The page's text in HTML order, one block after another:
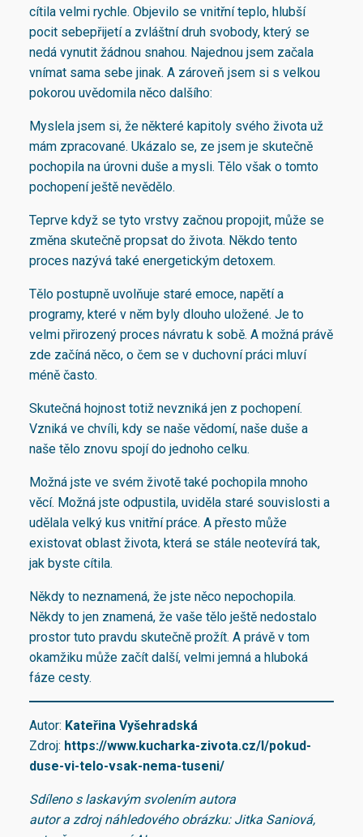
cítila velmi rychle. Objevilo se vnitřní teplo, hlubší
pocit sebepřijetí a zvláštní druh svobody, který se
nedá vynutit žádnou snahou. Najednou jsem začala
vnímat sama sebe jinak. A zároveň jsem si s velkou
pokorou uvědomila něco dalšího:
Myslela jsem si, že některé kapitoly svého života už
mám zpracované. Ukázalo se, ze jsem je skutečně
pochopila na úrovni duše a mysli. Tělo však o tomto
pochopení ještě nevědělo.
Teprve když se tyto vrstvy začnou propojit, může se
změna skutečně propsat do života. Někdo tento
proces nazývá také energetickým detoxem.
Tělo postupně uvolňuje staré emoce, napětí a
programy, které v něm byly dlouho uložené. Je to
velmi přirozený proces návratu k sobě. A možná právě
zde začíná něco, o čem se v duchovní práci mluví
méně často.
Skutečná hojnost totiž nevzniká jen z pochopení.
Vzniká ve chvíli, kdy se naše vědomí, naše duše a
naše tělo znovu spojí do jednoho celku.
Možná jste ve svém životě také pochopila mnoho
věcí. Možná jste odpustila, uviděla staré souvislosti a
udělala velký kus vnitřní práce. A přesto může
existovat oblast života, která se stále neotevírá tak,
jak byste cítila.
Někdy to neznamená, že jste něco nepochopila.
Někdy to jen znamená, že vaše tělo ještě nedostalo
prostor tuto pravdu skutečně prožít. A právě v tom
okamžiku může začít další, velmi jemná a hluboká
fáze cesty.
Autor: Kateřina Vyšehradská
Zdroj: https://www.kucharka-zivota.cz/l/pokud-
duse-vi-telo-vsak-nema-tuseni/
Sdíleno s laskavým svolením autora
autor a zdroj náhledového obrázku: Jitka Saniová,